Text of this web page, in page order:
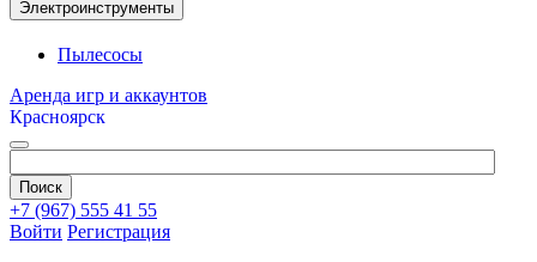
Электроинструменты
Пылесосы
Аренда игр и аккаунтов
Красноярск
+7 (967) 555 41 55
Войти Регистрация